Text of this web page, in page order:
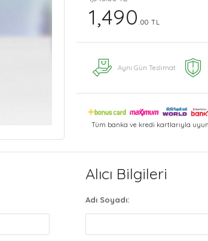
1,490 .00 TL
Aynı Gün Teslimat
Tüm banka ve kredi kartlarıyla
Alıcı Bilgileri
Adı Soyadı: